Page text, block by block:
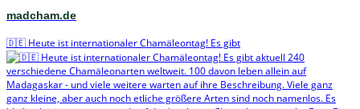
madcham.de
🇩🇪 Heute ist internationaler Chamäleontag! Es gibt